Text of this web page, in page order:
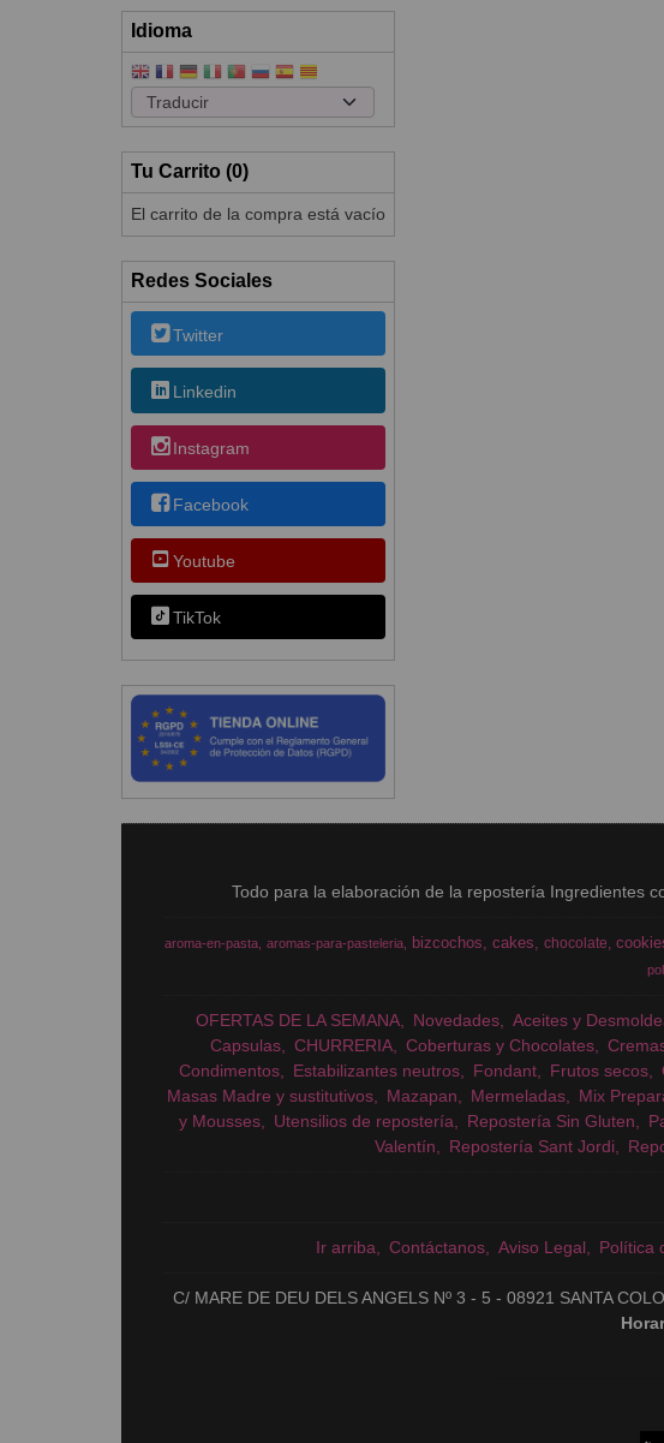
Idioma
Tu Carrito (0)
El carrito de la compra está vacío
Redes Sociales
Twitter
Linkedin
Instagram
Facebook
Youtube
TikTok
Todo para la elaboración de la repostería Ingredientes
aroma-en-pasta aromas-para-pasteleria bizcochos cakes chocolate
OFERTAS DE LA SEMANA Novedades Aceites y
Capsulas
CHURRERIA Coberturas y Chocolates
Condimentos
Estabilizantes neutros Fondant Frutos secos
Masas Madre y sustitutivos
Mazapan Mermeladas Mix
y Mousses
Utensilios de repostería Repostería Sin Gluten
Valentín
Repostería Sant Jordi
Ir arriba Contáctanos Aviso Legal Política
C/ MARE DE DEU DELS ANGELS Nº 3 - 5 - 08921 SANTA